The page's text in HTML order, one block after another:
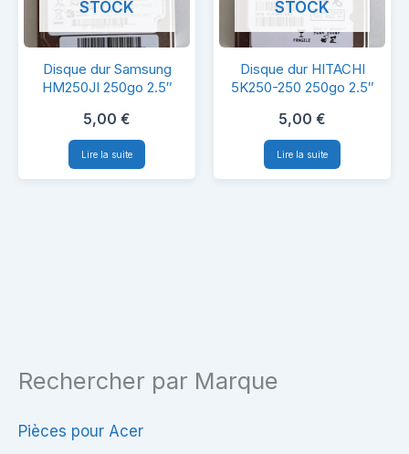
Rechercher par Marque
Pièces pour Acer
Disque
dur
Samsung
HM250JI
250go
STOCK
Disque dur Samsung
HM250JI 250go 2.5″
5,00 €
Lire la suite
Disque
dur
HITACHI
5K250-
250
STOCK
Disque dur HITACHI
5K250-250 250go 2.5″
5,00 €
Lire la suite